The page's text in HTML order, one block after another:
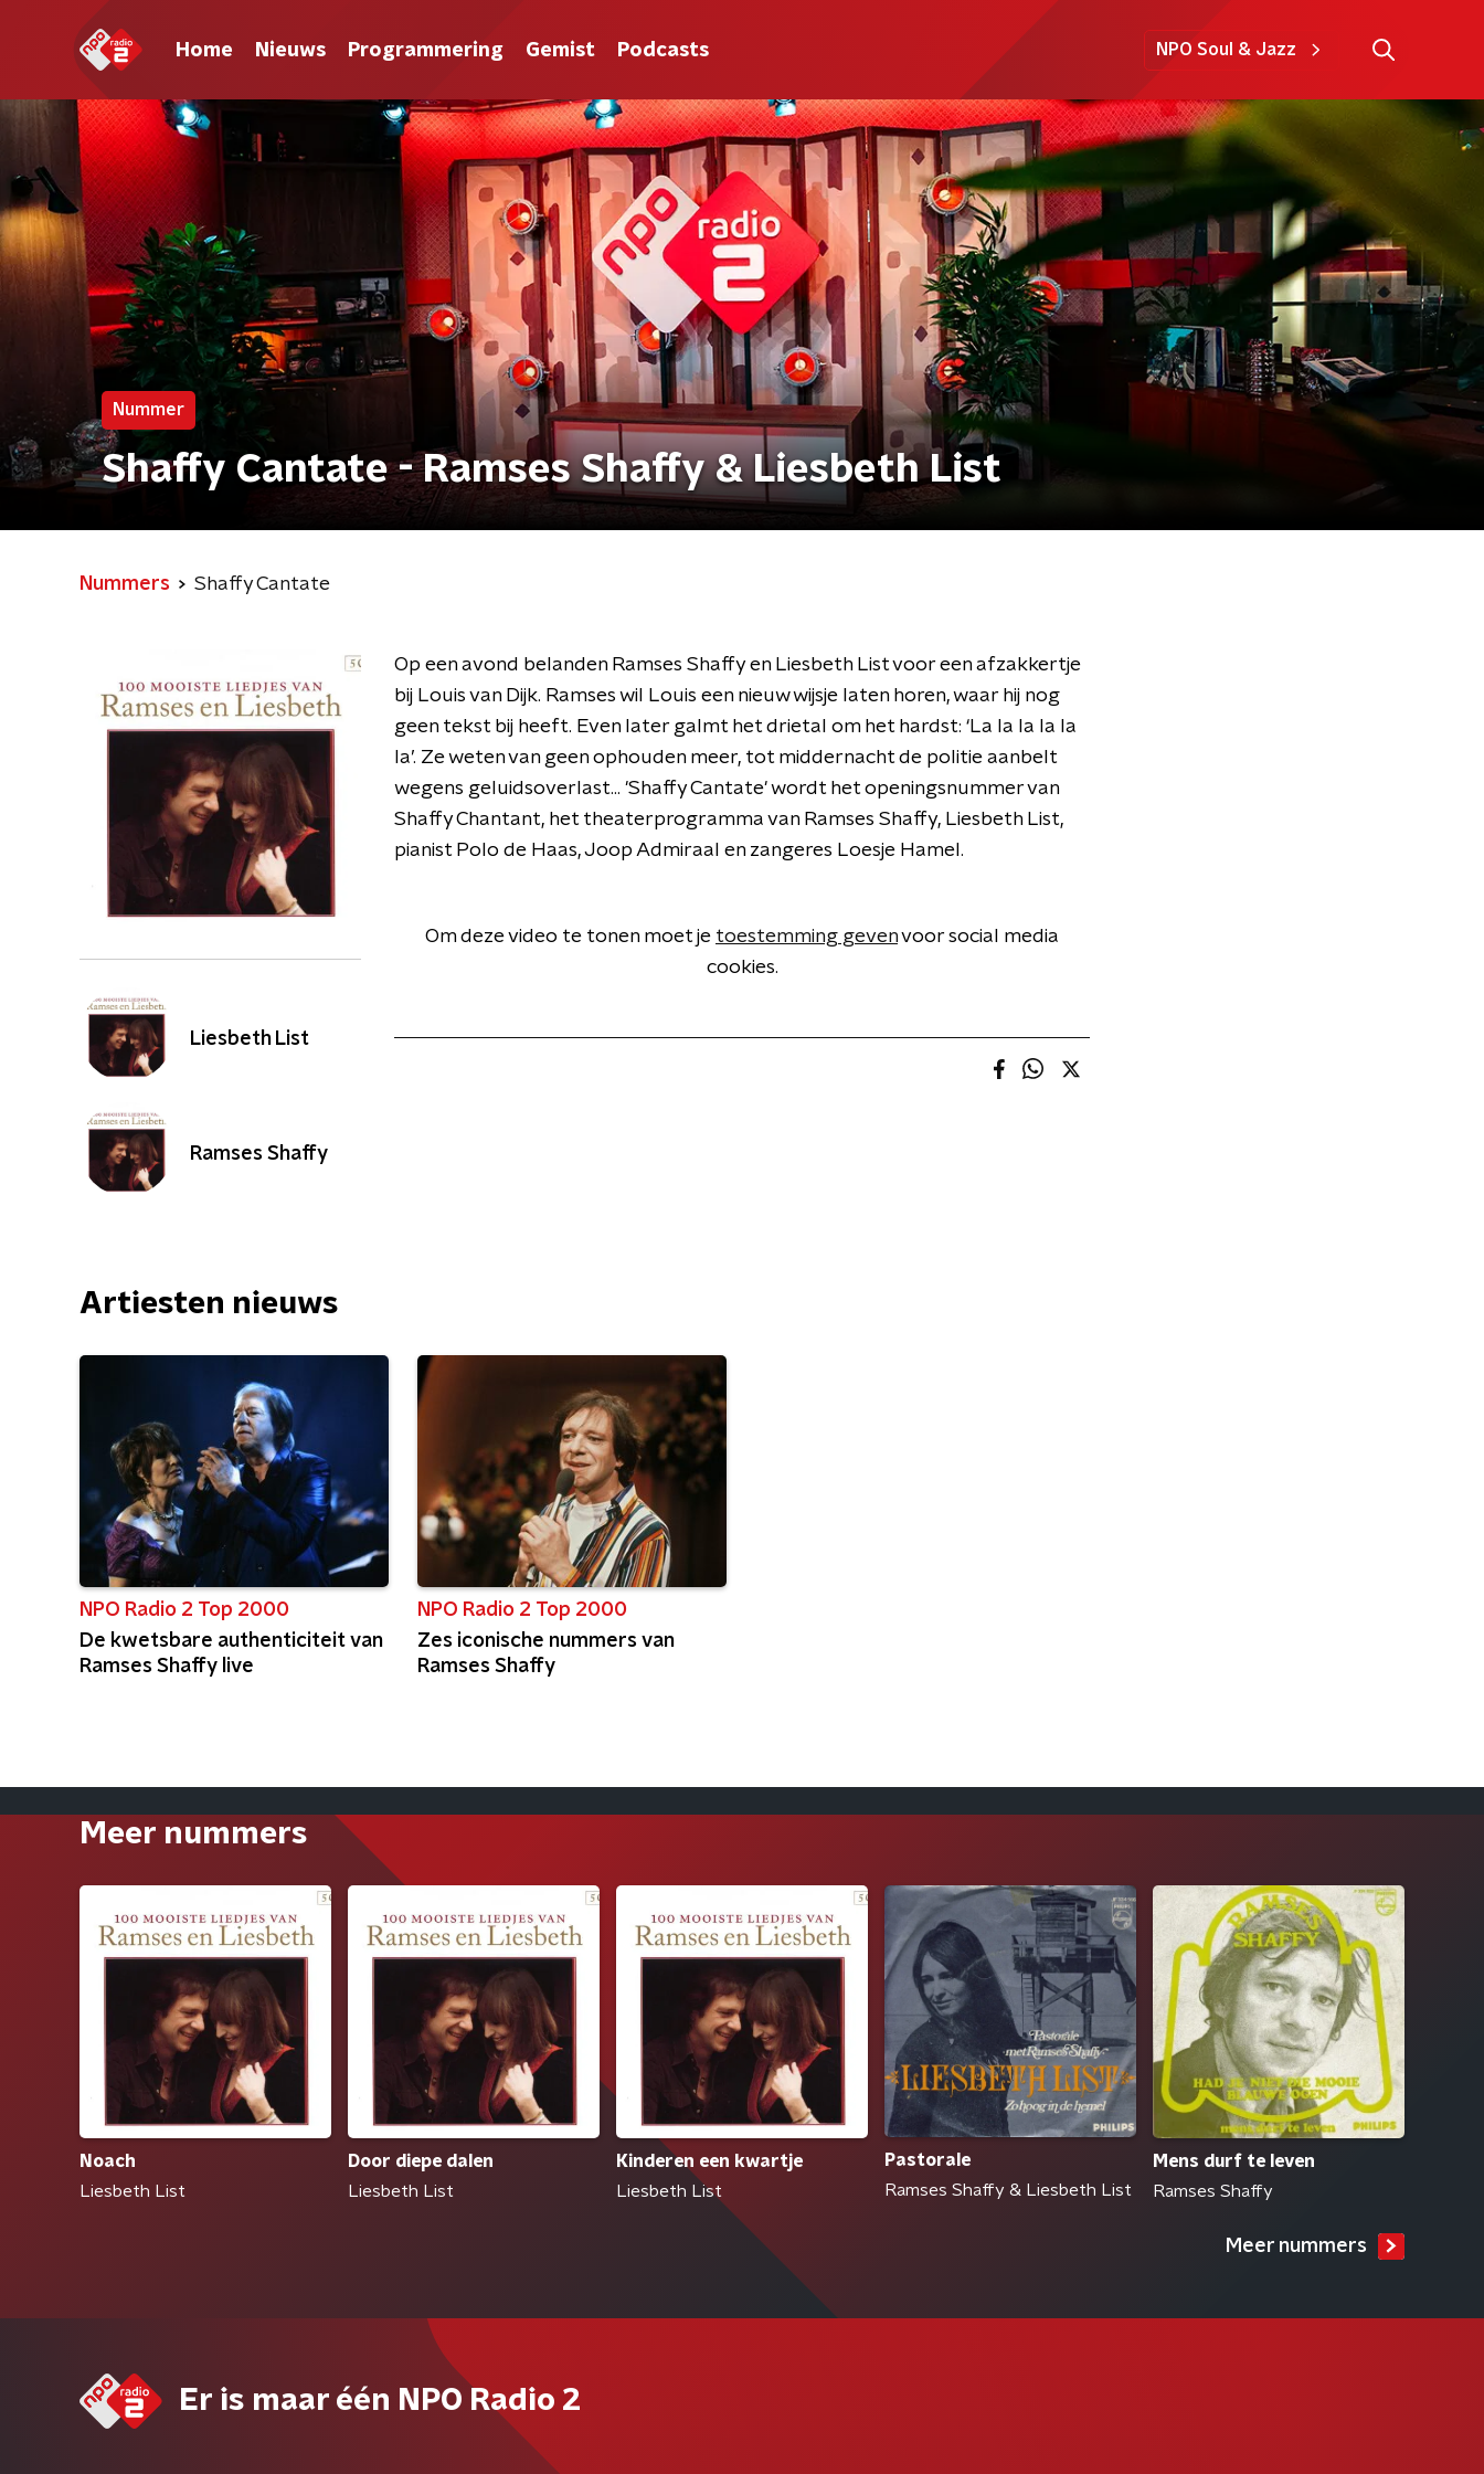
Home Nieuws Programmering Gemist Podcasts NPO Soul & Jazz
Nummer
Shaffy Cantate - Ramses Shaffy & Liesbeth List
Nummers Shaffy Cantate
Liesbeth List
Ramses Shaffy
Op een avond belanden Ramses Shaffy en Liesbeth List voor een afzakkertje
bij Louis van Dijk. Ramses wil Louis een nieuw wijsje laten horen, waar hij nog
geen tekst bij heeft. Even later galmt het drietal om het hardst: ‘La la la la la
la’. Ze weten van geen ophouden meer, tot middernacht de politie aanbelt
wegens geluidsoverlast... 'Shaffy Cantate' wordt het openingsnummer van
Shaffy Chantant, het theaterprogramma van Ramses Shaffy, Liesbeth List,
pianist Polo de Haas, Joop Admiraal en zangeres Loesje Hamel.
Om deze video te tonen moet je toestemming gevenvoor social media
cookies.
Artiesten nieuws
NPO Radio 2 Top 2000
De kwetsbare authenticiteit van
Ramses Shaffy live
NPO Radio 2 Top 2000
Zes iconische nummers van
Ramses Shaffy
Meer nummers
Noach
Liesbeth List
Door diepe dalen
Liesbeth List
Kinderen een kwartje
Liesbeth List
Pastorale
Ramses Shaffy & Liesbeth List
Mens durf te leven
Ramses Shaffy
Meer nummers
Er is maar één NPO Radio 2